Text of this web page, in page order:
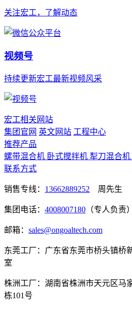
关注宏工，了解动态
视频号
持续更新宏工最新视频风采
宏工相关网站
集团官网 英文网站 工程中心
推荐产品
螺带混合机 卧式搅拌机 犁刀混合机
联系方式
销售专线： 13662889252 周先生
集团电话： 4008007180 （专人负责）
邮箱： sales@ongoaltech.com
东莞工厂：广东省东莞市桥头镇桥
室
株洲工厂：湖南省株洲市天元区马
栋101号